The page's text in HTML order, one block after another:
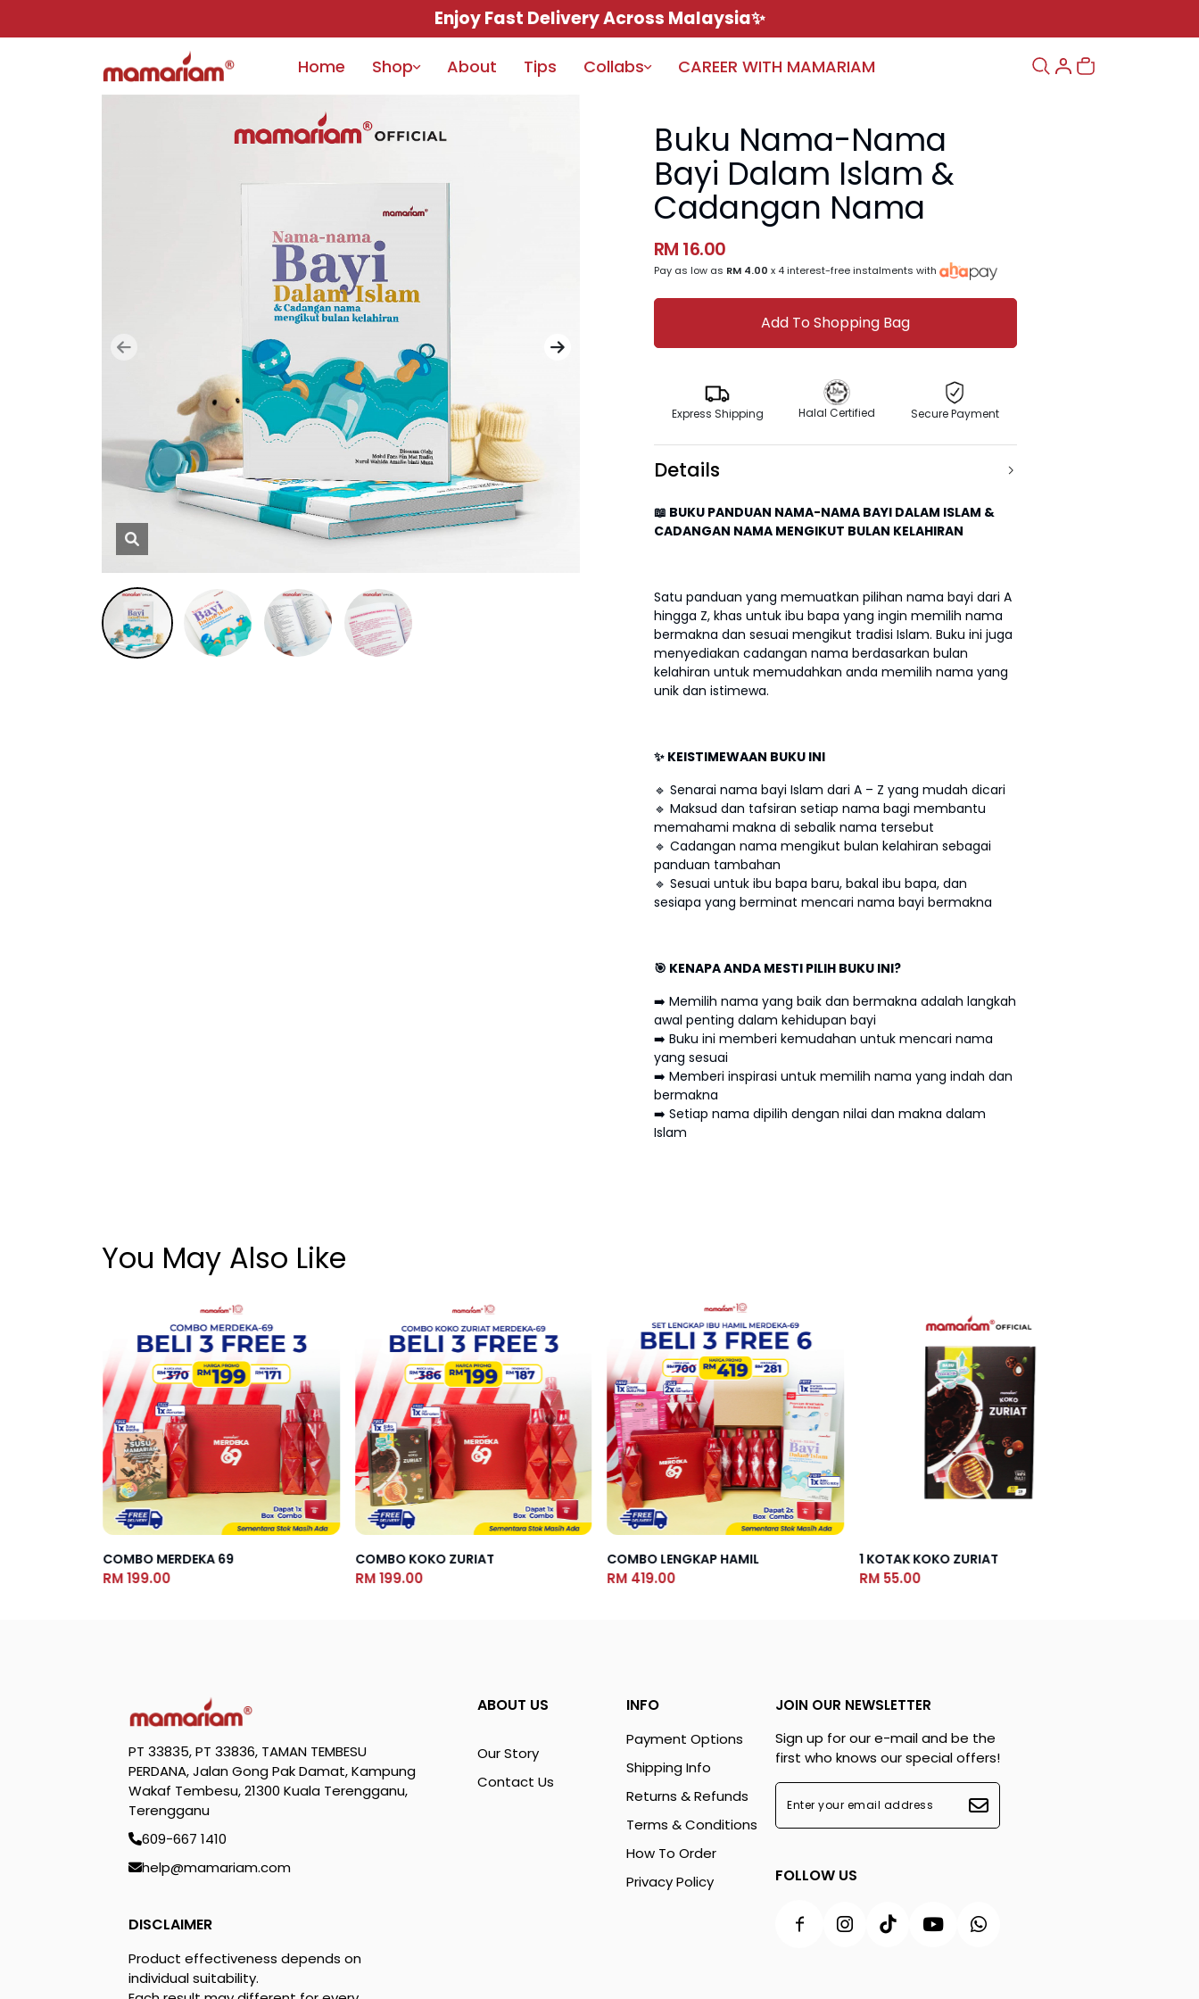
Enjoy Fast Delivery Across Malaysia✨
Home Shop About Tips Collabs CAREER WITH MAMARIAM
Buku Nama-Nama
Bayi Dalam Islam &
Cadangan Nama
RM 16.00
Pay as low as RM 4.00 x 4 interest-free instalments with
Express Shipping Halal Certified Secure Payment
Details
📖 BUKU PANDUAN NAMA-NAMA BAYI DALAM ISLAM &
CADANGAN NAMA MENGIKUT BULAN KELAHIRAN
Satu panduan yang memuatkan pilihan nama bayi dari A
hingga Z, khas untuk ibu bapa yang ingin memilih nama
bermakna dan sesuai mengikut tradisi Islam. Buku ini juga
menyediakan cadangan nama berdasarkan bulan
kelahiran untuk memudahkan anda memilih nama yang
unik dan istimewa.
✨ KEISTIMEWAAN BUKU INI
🔹 Senarai nama bayi Islam dari A – Z yang mudah dicari
🔹 Maksud dan tafsiran setiap nama bagi membantu
memahami makna di sebalik nama tersebut
🔹 Cadangan nama mengikut bulan kelahiran sebagai
panduan tambahan
🔹 Sesuai untuk ibu bapa baru, bakal ibu bapa, dan
sesiapa yang berminat mencari nama bayi bermakna
🎯 KENAPA ANDA MESTI PILIH BUKU INI?
➡️ Memilih nama yang baik dan bermakna adalah langkah
awal penting dalam kehidupan bayi
➡️ Buku ini memberi kemudahan untuk mencari nama
yang sesuai
➡️ Memberi inspirasi untuk memilih nama yang indah dan
bermakna
➡️ Setiap nama dipilih dengan nilai dan makna dalam
Islam
You May Also Like
COMBO MERDEKA 69
RM 199.00
COMBO KOKO ZURIAT
RM 199.00
COMBO LENGKAP HAMIL
RM 419.00
1 KOTAK KOKO ZURIAT
RM 55.00
PT 33835, PT 33836, TAMAN TEMBESU
PERDANA, Jalan Gong Pak Damat, Kampung
Wakaf Tembesu, 21300 Kuala Terengganu,
Terengganu
609-667 1410
help@mamariam.com
DISCLAIMER
Product effectiveness depends on
individual suitability.
ABOUT US
Our Story
Contact Us
INFO
Payment Options
Shipping Info
Returns & Refunds
Terms & Conditions
How To Order
Privacy Policy
JOIN OUR NEWSLETTER
Sign up for our e-mail and be the
first who knows our special offers!
FOLLOW US